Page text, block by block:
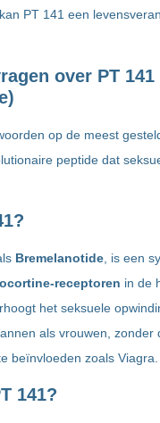
PT 141 een
over PT 141
op de meest
peptide dat
Bremelanotide , is een
receptoren in de
het seksuele
als vrouwen, zonder
beïnvloeden zoals Viagra.
141?